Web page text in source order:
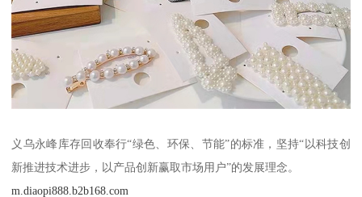
义乌永峰库存回收奉行“绿色、环保、节能”的标准，坚持“以科技创
新推进技术进步，以产品创新赢取市场用户”的发展理念。
m.diaopi888.b2b168.com